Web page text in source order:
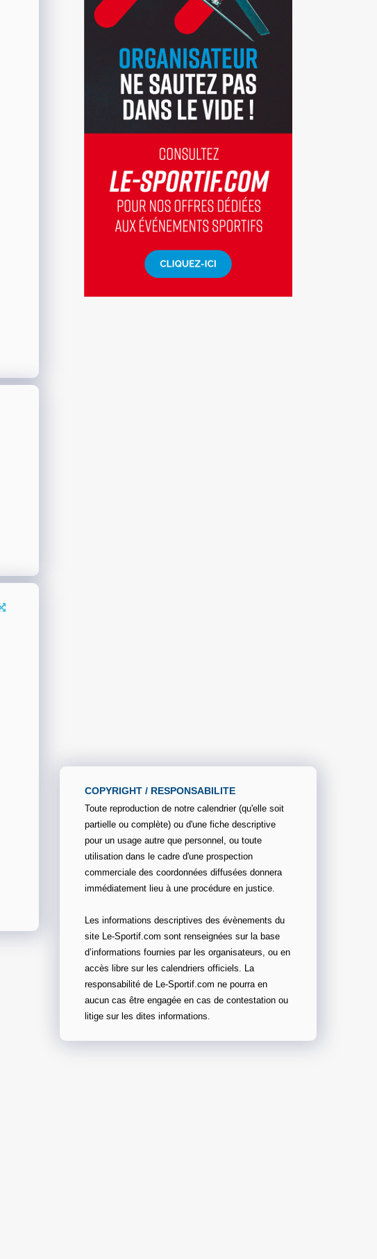
COPYRIGHT / RESPONSABILITE
Toute reproduction de notre calendrier (qu'elle soit
partielle ou complète) ou d'une fiche descriptive
pour un usage autre que personnel, ou toute
utilisation dans le cadre d'une prospection
commerciale des coordonnées diffusées donnera
immédiatement lieu à une procédure en justice.
Les informations descriptives des évènements du
site Le-Sportif.com sont renseignées sur la base
d’informations fournies par les organisateurs, ou en
accès libre sur les calendriers officiels. La
responsabilité de Le-Sportif.com ne pourra en
aucun cas être engagée en cas de contestation ou
litige sur les dites informations.